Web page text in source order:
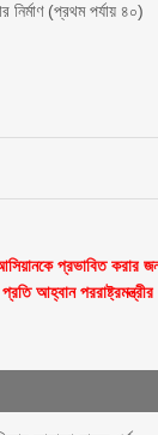
(প্রথম পর্যায় ৪০)
প্রভাবিত করার
আহ্বান পররাষ্ট্রমন্ত্রীর